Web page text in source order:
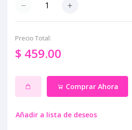
Precio Total:
$ 459.00
Comprar Ahora
Añadir a lista de deseos